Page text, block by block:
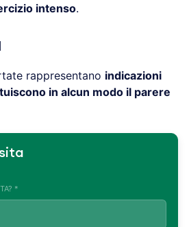
intenso.
rappresentano indicazioni
in alcun modo il parere
*